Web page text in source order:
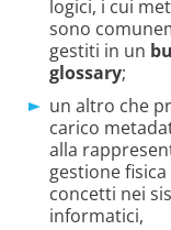
logici, i cui
sono
gestiti in un
glossary;
un altro che
carico
alla
gestione
concetti nei
informatici,